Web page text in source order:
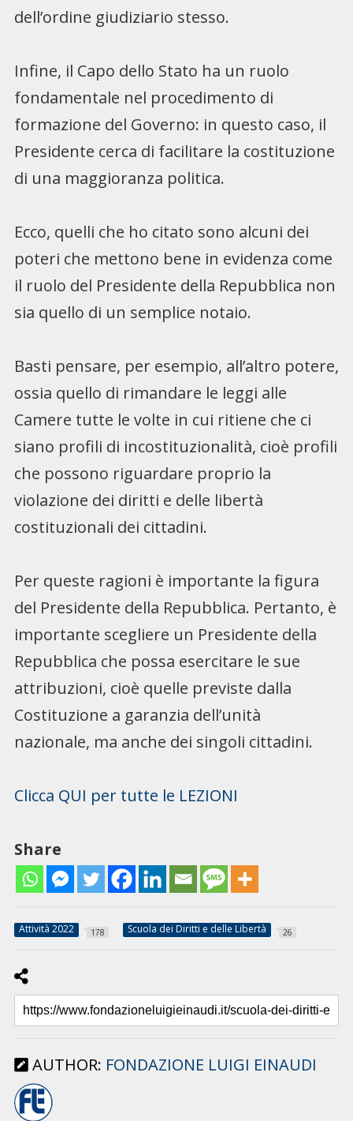
dell’ordine giudiziario stesso.
Infine, il Capo dello Stato ha un ruolo
fondamentale nel procedimento di
formazione del Governo: in questo caso, il
Presidente cerca di facilitare la costituzione
di una maggioranza politica.
Ecco, quelli che ho citato sono alcuni dei
poteri che mettono bene in evidenza come
il ruolo del Presidente della Repubblica non
sia quello di un semplice notaio.
Basti pensare, per esempio, all’altro potere,
ossia quello di rimandare le leggi alle
Camere tutte le volte in cui ritiene che ci
siano profili di incostituzionalità, cioè profili
che possono riguardare proprio la
violazione dei diritti e delle libertà
costituzionali dei cittadini.
Per queste ragioni è importante la figura
del Presidente della Repubblica. Pertanto, è
importante scegliere un Presidente della
Repubblica che possa esercitare le sue
attribuzioni, cioè quelle previste dalla
Costituzione a garanzia dell’unità
nazionale, ma anche dei singoli cittadini.
Clicca QUI per tutte le LEZIONI
Share
Attività 2022 178 Scuola dei Diritti e delle Libertà 26
AUTHOR: FONDAZIONE LUIGI EINAUDI